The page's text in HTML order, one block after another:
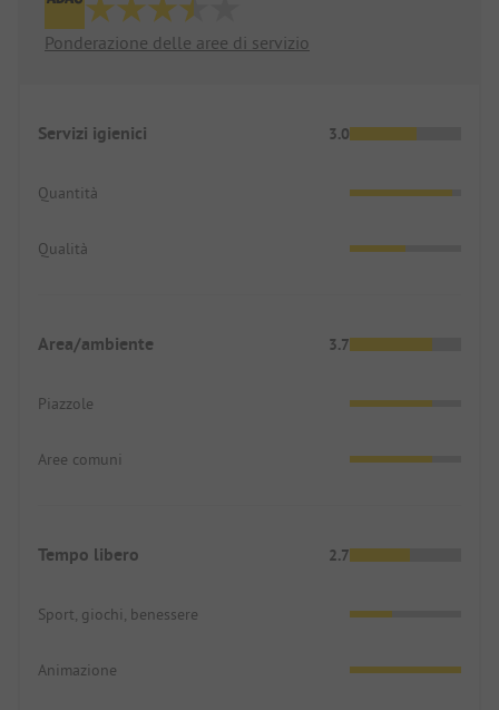
Ponderazione delle aree di servizio
Servizi igienici 3.0
Quantità
Qualità
Area/ambiente 3.7
Piazzole
Aree comuni
Tempo libero 2.7
Sport, giochi, benessere
Animazione